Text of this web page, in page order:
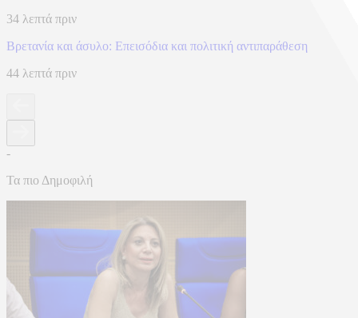
34 λεπτά πριν
Βρετανία και άσυλο: Επεισόδια και πολιτική αντιπαράθεση
44 λεπτά πριν
-
Τα πιο Δημοφιλή